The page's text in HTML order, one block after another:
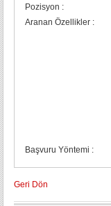
Pozisyon :
Aranan Özellikler :
Başvuru Yöntemi :
Geri Dön